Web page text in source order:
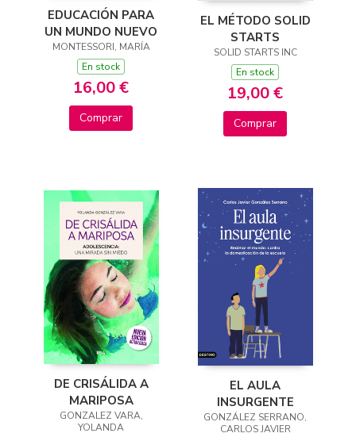
EDUCACIÓN PARA
UN MUNDO NUEVO
MONTESSORI, MARÍA
En stock
16,00 €
Comprar
EL MÉTODO SOLID
STARTS
SOLID STARTS INC
En stock
19,00 €
Comprar
DE CRISÁLIDA A
MARIPOSA
GONZALEZ VARA,
YOLANDA
EL AULA
INSURGENTE
GONZÁLEZ SERRANO,
CARLOS JAVIER